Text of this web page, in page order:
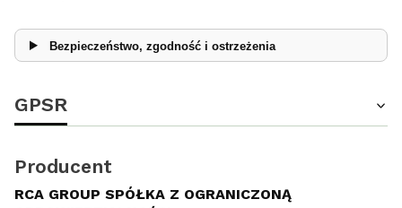
Bezpieczeństwo, zgodność i ostrzeżenia
GPSR
Producent
RCA GROUP SPÓŁKA Z OGRANICZONĄ